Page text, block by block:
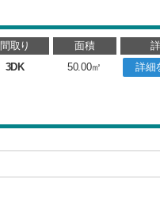
間取り 面積
3DK 50.00㎡ 詳細